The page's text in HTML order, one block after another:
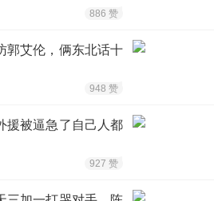
886 赞
郭艾伦，俩东北话十
948 赞
援被逼急了自己人都
927 赞